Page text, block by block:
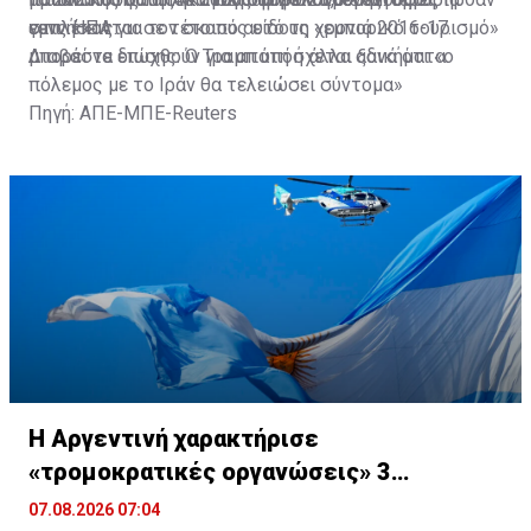
εμπλέκονται σε τέτοιους είδους «εμπορικό τουρισμό»
μπορεί να διωχθούν για απάτη ή άλλα αδικήματα.
στις ΗΠΑ για τον σκοπό αυτό τη χρονιά 2016-17.
γεννήσεις.
Διαβάστε επίσης:Ο Τραμπ υπόσχεται ξανά ότι «ο
πόλεμος με το Ιράν θα τελειώσει σύντομα»
Πηγή: ΑΠΕ-ΜΠΕ-Reuters
Η Αργεντινή χαρακτήρισε
«τρομοκρατικές οργανώσεις» 3
συμμορίες στον Ισημερινό
07.08.2026 07:04